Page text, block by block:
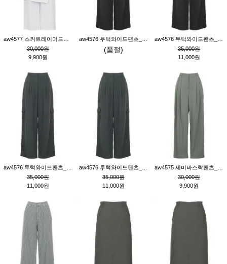
30,000원
9,900원
(품절)
35,000원
11,000원
35,000원
11,000원
35,000원
11,000원
30,000원
9,900원